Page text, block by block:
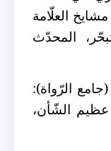
العلّامة
المحدّث
الرّواة):
عظيم الشّأن،